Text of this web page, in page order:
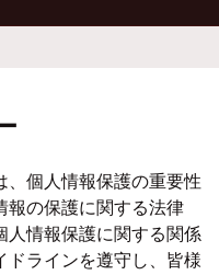
個人情報保護の重要性
報の保護に関する法律
人情報保護に関する関係
ドラインを遵守し、皆様